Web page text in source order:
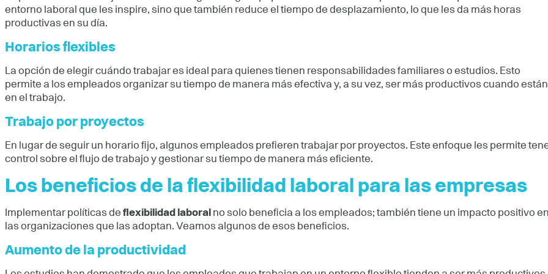
entorno laboral que les inspire, sino que también reduce el tiempo de desplazamiento, lo que les da más horas
productivas en su día.
Horarios flexibles
La opción de elegir cuándo trabajar es ideal para quienes tienen responsabilidades familiares o estudios. Esto
permite a los empleados organizar su tiempo de manera más efectiva y, a su vez, ser más productivos cuando están
en el trabajo.
Trabajo por proyectos
En lugar de seguir un horario fijo, algunos empleados prefieren trabajar por proyectos. Este enfoque les permite
control sobre el flujo de trabajo y gestionar su tiempo de manera más eficiente.
Los beneficios de la flexibilidad laboral para las empresas
Implementar políticas de flexibilidad laboral no solo beneficia a los empleados; también tiene un impacto positivo
las organizaciones que las adoptan. Veamos algunos de esos beneficios.
Aumento de la productividad